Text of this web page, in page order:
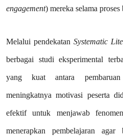
engagement) mereka selama proses
Melalui pendekatan Systematic
berbagai studi eksperimental
yang kuat antara
meningkatnya motivasi peserta
efektif untuk menjawab
menerapkan pembelajaran